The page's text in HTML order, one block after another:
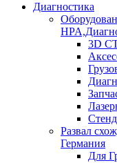
Диагностика
3D
Развал
Германия
Для